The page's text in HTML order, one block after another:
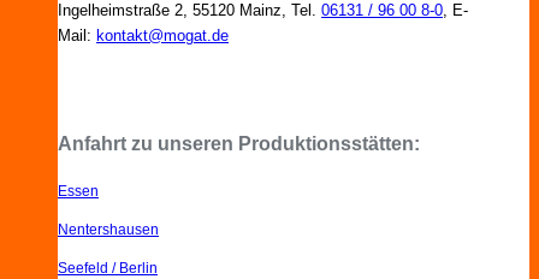
Ingelheimstraße 2, 55120 Mainz, Tel. 06131 / 96 00 8-0, E-
Mail: kontakt@mogat.de
Anfahrt zu unseren Produktionsstätten:
Essen
Nentershausen
Seefeld / Berlin